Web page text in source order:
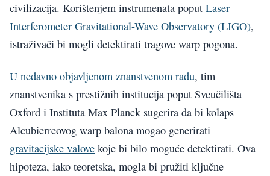
civilizacija. Korištenjem instrumenata poput Laser
Interferometer Gravitational-Wave Observatory (LIGO),
istraživači bi mogli detektirati tragove warp pogona.
U nedavno objavljenom znanstvenom radu, tim
znanstvenika s prestižnih institucija poput Sveučilišta
Oxford i Instituta Max Planck sugerira da bi kolaps
Alcubierreovog warp balona mogao generirati
gravitacijske valove koje bi bilo moguće detektirati. Ova
hipoteza, iako teoretska, mogla bi pružiti ključne